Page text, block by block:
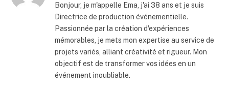
Bonjour, je m'appelle Ema, j'ai 38 ans et je suis
Directrice de production événementielle.
Passionnée par la création d'expériences
mémorables, je mets mon expertise au service de
projets variés, alliant créativité et rigueur. Mon
objectif est de transformer vos idées en un
événement inoubliable.